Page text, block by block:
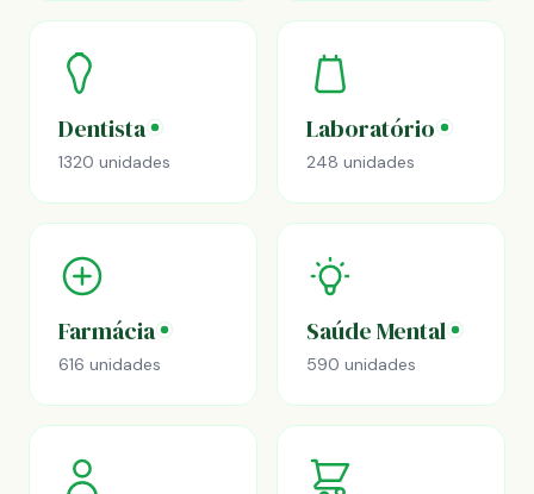
Dentista
1320 unidades
Laboratório
248 unidades
Farmácia
616 unidades
Saúde Mental
590 unidades